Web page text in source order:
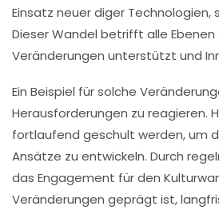
Einsatz neuerdiger Technologien,
Dieser Wandel betrifft alle
Veränderungen unterstützt und
Ein Beispiel für solche
Herausforderungen zu reagieren.
fortlaufend geschult werden, um
Ansätze zu entwickeln. Durch
das Engagement für den
Veränderungen geprägt ist,